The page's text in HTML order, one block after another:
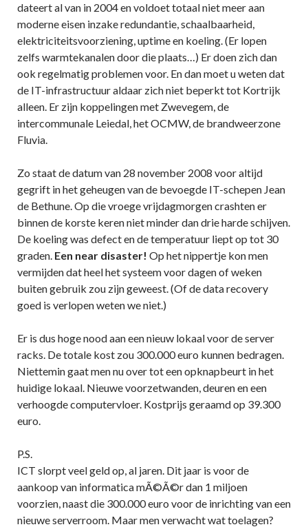
dateert al van in 2004 en voldoet totaal niet meer aan
moderne eisen inzake redundantie, schaalbaarheid,
elektriciteitsvoorziening, uptime en koeling. (Er lopen
zelfs warmtekanalen door die plaats…) Er doen zich dan
ook regelmatig problemen voor. En dan moet u weten dat
de IT-infrastructuur aldaar zich niet beperkt tot Kortrijk
alleen. Er zijn koppelingen met Zwevegem, de
intercommunale Leiedal, het OCMW, de brandweerzone
Fluvia.
Zo staat de datum van 28 november 2008 voor altijd
gegrift in het geheugen van de bevoegde IT-schepen Jean
de Bethune. Op die vroege vrijdagmorgen crashten er
binnen de korste keren niet minder dan drie harde schijven.
De koeling was defect en de temperatuur liept op tot 30
graden. Een near disaster! Op het nippertje kon men
vermijden dat heel het systeem voor dagen of weken
buiten gebruik zou zijn geweest. (Of de data recovery
goed is verlopen weten we niet.)
Er is dus hoge nood aan een nieuw lokaal voor de server
racks. De totale kost zou 300.000 euro kunnen bedragen.
Niettemin gaat men nu over tot een opknapbeurt in het
huidige lokaal. Nieuwe voorzetwanden, deuren en een
verhoogde computervloer. Kostprijs geraamd op 39.300
euro.
P.S.
ICT slorpt veel geld op, al jaren. Dit jaar is voor de
aankoop van informatica mÃ©Ã©r dan 1 miljoen
voorzien, naast die 300.000 euro voor de inrichting van een
nieuwe serverroom. Maar men verwacht wat toelagen?